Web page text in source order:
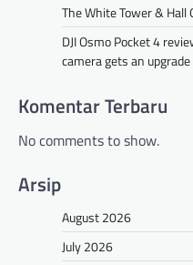
The White Tower & Hall
DJI Osmo Pocket 4
camera gets an upgrade
Komentar Terbaru
No comments to show.
Arsip
August 2026
July 2026